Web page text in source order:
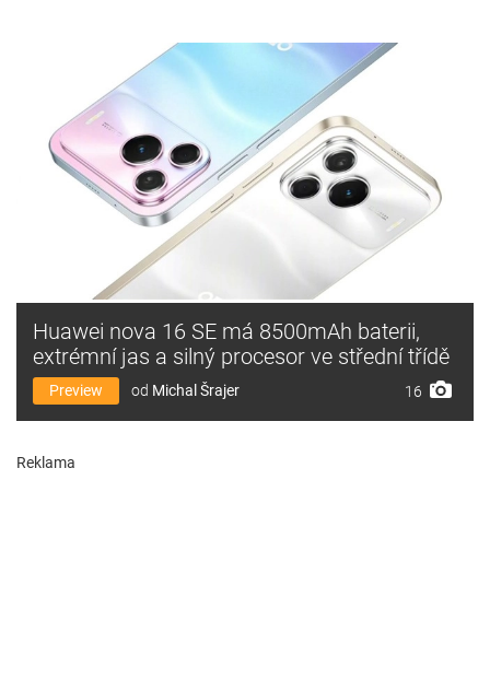
Huawei nova 16 SE má 8500mAh baterii,
extrémní jas a silný procesor ve střední třídě
Preview od Michal Šrajer 16
Reklama